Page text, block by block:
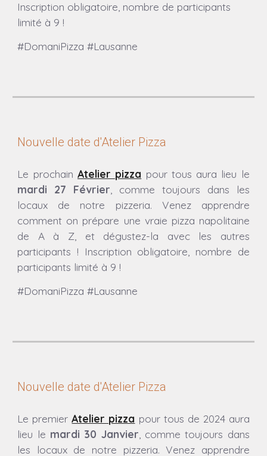
Inscription obligatoire, nombre de participants
limité à 9 !
#DomaniPizza #Lausanne
Nouvelle date d'Atelier Pizza
Le prochain Atelier pizza pour tous aura lieu le
mardi 27 Février , comme toujours dans les
locaux de notre pizzeria. Venez apprendre
comment on prépare une vraie pizza napolitaine
de A à Z, et dégustez-la avec les autres
participants ! Inscription obligatoire, nombre de
participants limité à 9 !
#DomaniPizza #Lausanne
Nouvelle date d'Atelier Pizza
Le premierAtelier pizza pour tous de 2024 aura
lieu le mardi 30 Janvier , comme toujours dans
les locaux de notre pizzeria. Venez apprendre